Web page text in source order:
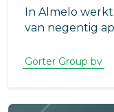
In Almelo
van negentig
en toiletten
aanleiding om
toe te passen.
Gorter Group bv